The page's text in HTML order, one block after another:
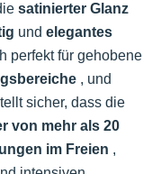
satinierter Glanz
und elegantes
perfekt für gehobene
, und
sicher, dass die
von mehr als 20
im Freien ,